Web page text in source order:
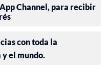
Channel, para recibir
con toda la
el mundo.